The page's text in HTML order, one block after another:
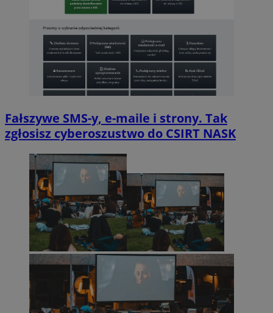
Fałszywe SMS-y, e-maile i strony. Tak
zgłosisz cyberoszustwo do CSIRT NASK